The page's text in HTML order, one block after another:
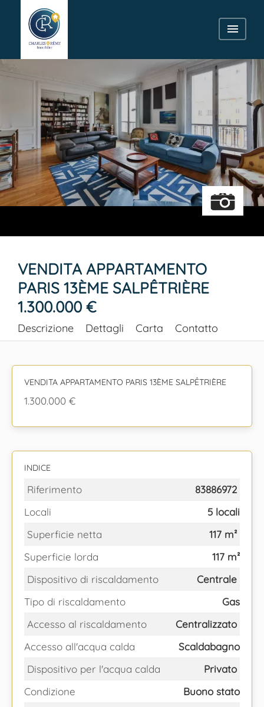
VENDITA APPARTAMENTO
PARIS 13ÈME SALPÊTRIÈRE
1.300.000 €
Descrizione Dettagli Carta Contatto
VENDITA APPARTAMENTO PARIS 13ÈME SALPÊTRIÈRE
1.300.000 €
INDICE
Riferimento
83886972
Locali
5 locali
Superficie netta
117 m²
Superficie lorda
117 m²
Dispositivo di riscaldamento
Centrale
Tipo di riscaldamento
Gas
Accesso al riscaldamento
Centralizzato
Accesso all'acqua calda
Scaldabagno
Dispositivo per l'acqua calda
Privato
Condizione
Buono stato